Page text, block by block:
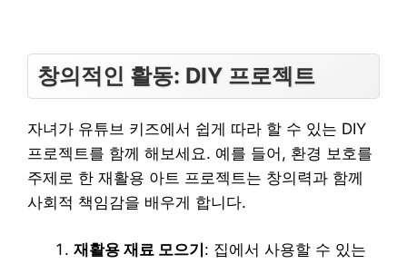
창의적인 활동: DIY 프로젝트
자녀가 유튜브 키즈에서 쉽게 따라 할 수 있는 DIY
프로젝트를 함께 해보세요. 예를 들어, 환경 보호를
주제로 한 재활용 아트 프로젝트는 창의력과 함께
사회적 책임감을 배우게 합니다.
재활용 재료 모으기 : 집에서 사용할 수 있는